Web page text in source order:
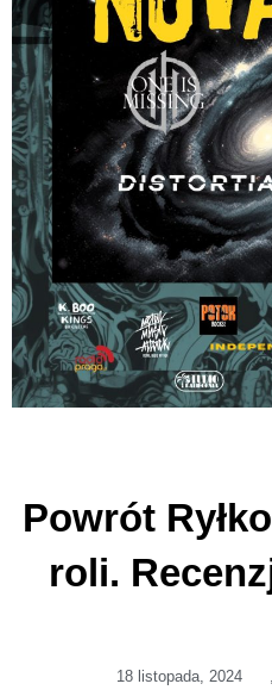
Powrót
roli.
18 listopada, 2024 ,